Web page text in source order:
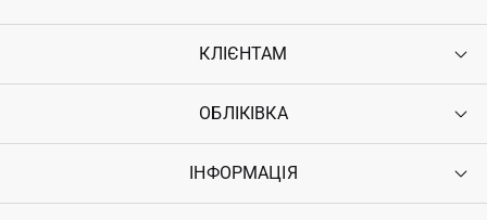
КЛІЄНТАМ
Контакти
Повернення
Гарантія
ОБЛІКІВКА
Увійти
ІНФОРМАЦІЯ